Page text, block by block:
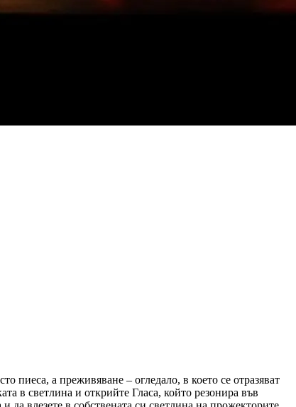
пиеса, а преживяване – огледало, в което се отразяват
в светлина и открийте Гласа, който резонира във